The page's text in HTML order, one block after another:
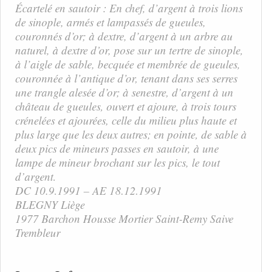
Écartelé en sautoir : En chef, d’argent à trois lions
de sinople, armés et lampassés de gueules,
couronnés d’or; à dextre, d’argent à un arbre au
naturel, à dextre d’or, pose sur un tertre de sinople,
à l’aigle de sable, becquée et membrée de gueules,
couronnée à l’antique d’or, tenant dans ses serres
une trangle alesée d’or; à senestre, d’argent à un
château de gueules, ouvert et ajoure, à trois tours
crénelées et ajourées, celle du milieu plus haute et
plus large que les deux autres; en pointe, de sable à
deux pics de mineurs passes en sautoir, à une
lampe de mineur brochant sur les pics, le tout
d’argent.
DC 10.9.1991 – AE 18.12.1991
BLEGNY Liège
1977 Barchon Housse Mortier Saint-Remy Saive
Trembleur